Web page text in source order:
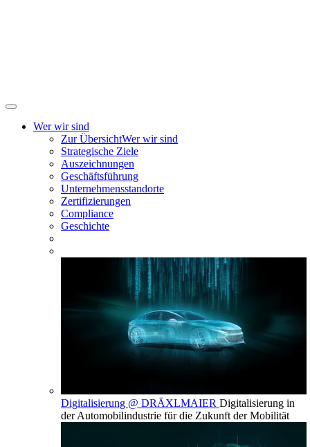
Wer wir sind
Zur ÜbersichtWer wir sind
Strategische Ziele
Auszeichnungen
Geschäftsführung
Unternehmensstandorte
Zertifizierungen
Compliance
Geschichte
Digitalisierung @ DRÄXLMAIER Digitalisierung in
der Automobilindustrie für die Zukunft der Mobilität